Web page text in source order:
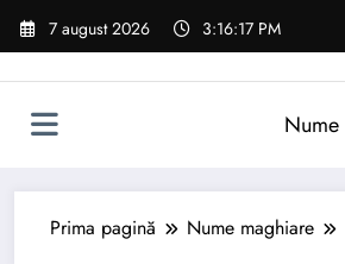
Sari
7 august 2026 3:16:18 PM
Nume
Prima pagină Nume maghiare